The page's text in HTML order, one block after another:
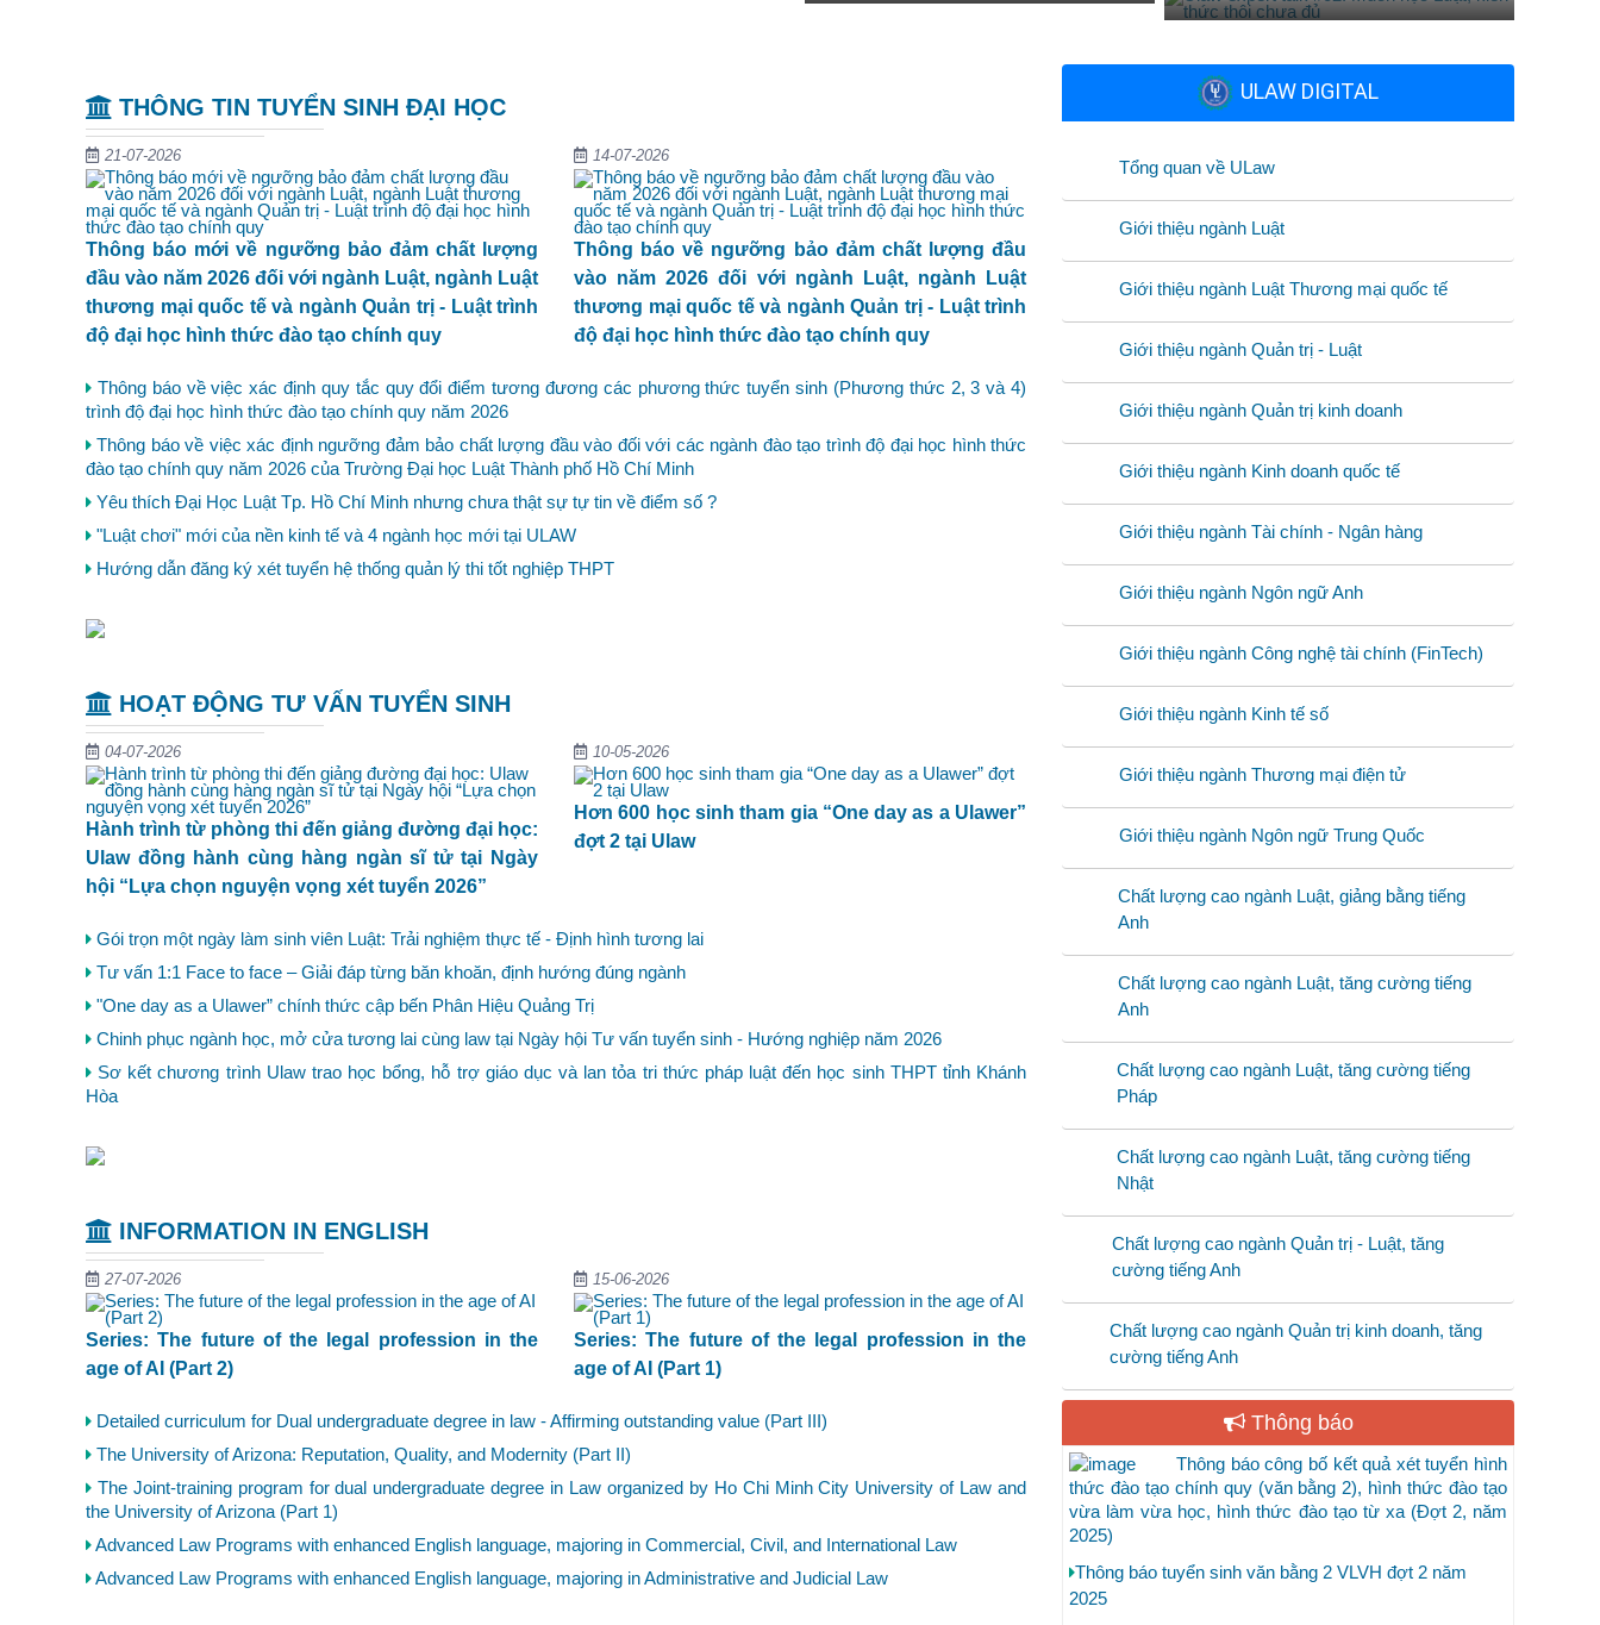
THÔNG TIN TUYỂN SINH ĐẠI HỌC
21-07-2026
Thông báo mới về ngưỡng bảo đảm chất lượng
đầu vào năm 2026 đối với ngành Luật, ngành Luật
thương mại quốc tế và ngành Quản trị - Luật trình
độ đại học hình thức đào tạo chính quy
14-07-2026
Thông báo về ngưỡng bảo đảm chất lượng đầu
vào năm 2026 đối với ngành Luật, ngành Luật
thương mại quốc tế và ngành Quản trị - Luật trình
độ đại học hình thức đào tạo chính quy
Thông báo về việc xác định quy tắc quy đổi điểm tương đương các phương thức tuyển sinh (Phương thức 2, 3 và 4)
trình độ đại học hình thức đào tạo chính quy năm 2026
Thông báo về việc xác định ngưỡng đảm bảo chất lượng đầu vào đối với các ngành đào tạo trình độ đại học hình thức
đào tạo chính quy năm 2026 của Trường Đại học Luật Thành phố Hồ Chí Minh
Yêu thích Đại Học Luật Tp. Hồ Chí Minh nhưng chưa thật sự tự tin về điểm số ?
"Luật chơi" mới của nền kinh tế và 4 ngành học mới tại ULAW
Hướng dẫn đăng ký xét tuyển hệ thống quản lý thi tốt nghiệp THPT
HOẠT ĐỘNG TƯ VẤN TUYỂN SINH
04-07-2026
Hành trình từ phòng thi đến giảng đường đại học:
Ulaw đồng hành cùng hàng ngàn sĩ tử tại Ngày
hội “Lựa chọn nguyện vọng xét tuyển 2026”
10-05-2026
Hơn 600 học sinh tham gia “One day as a Ulawer”
đợt 2 tại Ulaw
Gói trọn một ngày làm sinh viên Luật: Trải nghiệm thực tế - Định hình tương lai
Tư vấn 1:1 Face to face – Giải đáp từng băn khoăn, định hướng đúng ngành
"One day as a Ulawer” chính thức cập bến Phân Hiệu Quảng Trị
Chinh phục ngành học, mở cửa tương lai cùng law tại Ngày hội Tư vấn tuyển sinh - Hướng nghiệp năm 2026
Sơ kết chương trình Ulaw trao học bổng, hỗ trợ giáo dục và lan tỏa tri thức pháp luật đến học sinh THPT tỉnh Khánh
Hòa
INFORMATION IN ENGLISH
27-07-2026
Series: The future of the legal profession in the
age of AI (Part 2)
15-06-2026
Series: The future of the legal profession in the
age of AI (Part 1)
Detailed curriculum for Dual undergraduate degree in law - Affirming outstanding value (Part III)
The University of Arizona: Reputation, Quality, and Modernity (Part II)
The Joint-training program for dual undergraduate degree in Law organized by Ho Chi Minh City University of Law and
the University of Arizona (Part 1)
Advanced Law Programs with enhanced English language, majoring in Commercial, Civil, and International Law
Advanced Law Programs with enhanced English language, majoring in Administrative and Judicial Law
ULAW DIGITAL
Tổng quan về ULaw
Giới thiệu ngành Luật
Giới thiệu ngành Luật Thương mại quốc tế
Giới thiệu ngành Quản trị - Luật
Giới thiệu ngành Quản trị kinh doanh
Giới thiệu ngành Kinh doanh quốc tế
Giới thiệu ngành Tài chính - Ngân hàng
Giới thiệu ngành Ngôn ngữ Anh
Giới thiệu ngành Công nghệ tài chính (FinTech)
Giới thiệu ngành Kinh tế số
Giới thiệu ngành Thương mại điện tử
Giới thiệu ngành Ngôn ngữ Trung Quốc
Chất lượng cao ngành Luật, giảng bằng tiếng
Anh
Chất lượng cao ngành Luật, tăng cường tiếng
Anh
Chất lượng cao ngành Luật, tăng cường tiếng
Pháp
Chất lượng cao ngành Luật, tăng cường tiếng
Nhật
Chất lượng cao ngành Quản trị - Luật, tăng
cường tiếng Anh
Chất lượng cao ngành Quản trị kinh doanh, tăng
cường tiếng Anh
Thông báo
Thông báo công bố kết quả xét tuyển hình
thức đào tạo chính quy (văn bằng 2), hình thức đào tạo
vừa làm vừa học, hình thức đào tạo từ xa (Đợt 2, năm
2025)
Thông báo tuyển sinh văn bằng 2 VLVH đợt 2 năm
2025